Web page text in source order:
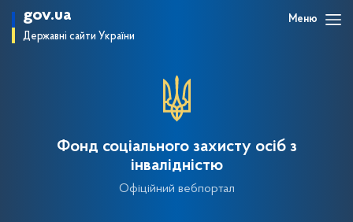
gov.ua
Державні сайти України
Меню
Фонд соціального захисту осіб з
інвалідністю
Офіційний вебпортал